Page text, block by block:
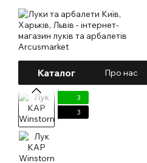
Перейти до основного контенту
Каталог Про нас
3
3